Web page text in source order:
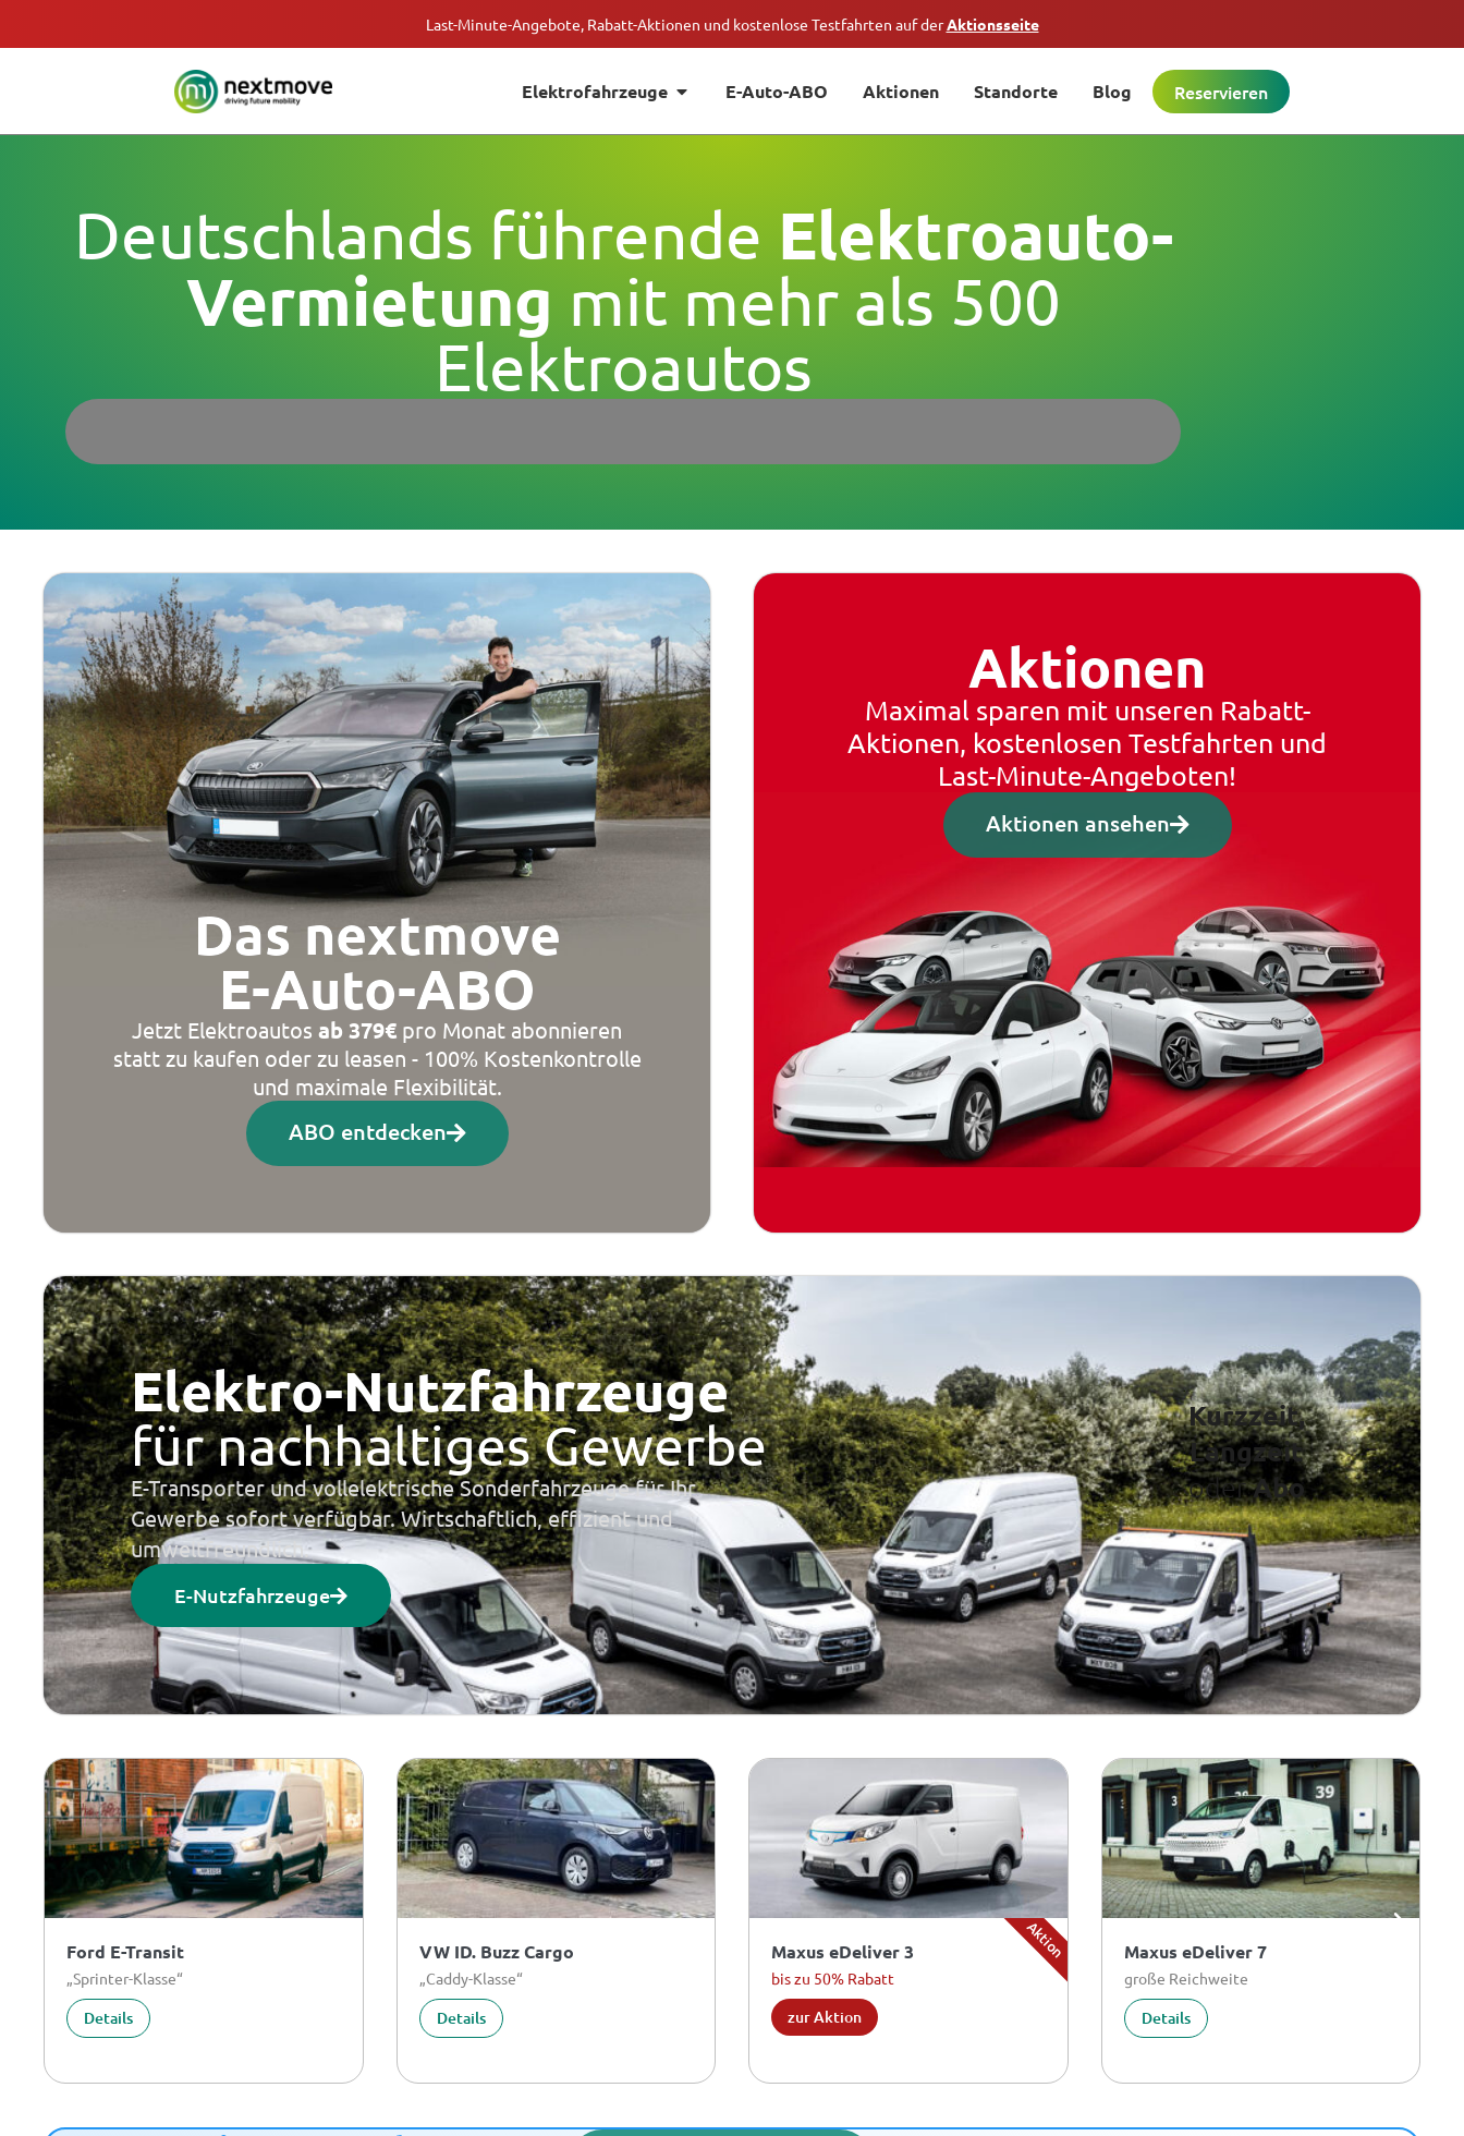
Last-Minute-Angebote, Rabatt-Aktionen und kostenlose Testfahrten auf derAktionsseite
Reservieren
Elektrofahrzeuge E-Auto-ABO Aktionen Standorte Blog
Deutschlands führende Elektroauto-
Vermietung mit mehr als 500
Elektroautos
Das nextmove
E-Auto-ABO
Jetzt Elektroautos ab 379€ pro Monat abonnieren
statt zu kaufen oder zu leasen - 100% Kostenkontrolle
und maximale Flexibilität.
ABO entdecken
Aktionen
Maximal sparen mit unseren Rabatt-
Aktionen, kostenlosen Testfahrten und
Last-Minute-Angeboten!
Aktionen ansehen
Elektro-Nutzfahr­zeuge
für nachhaltiges Gewerbe
E-Transporter und vollelektrische Sonderfahrzeuge für Ihr
Gewerbe sofort verfügbar. Wirtschaftlich, effizient und
umweltfreundlich.
E-Nutzfahrzeuge
Kurzzeit,
Langzeit
oderAbo
Ford E-Transit
„Sprinter-Klasse“
Details
VW ID. Buzz Cargo
„Caddy-Klasse“
Details
Maxus eDeliver 3
bis zu 50% Rabatt
zur Aktion
Aktion Maxus eDeliver 7
große Reichweite
Details